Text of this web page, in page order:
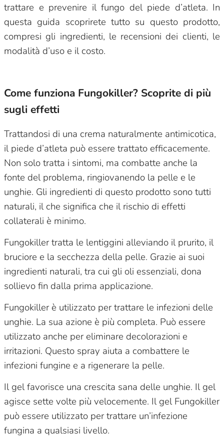
trattare e prevenire il fungo del piede d’atleta. In
questa guida scoprirete tutto su questo prodotto,
compresi gli ingredienti, le recensioni dei clienti, le
modalità d’uso e il costo.
Come funziona Fungokiller? Scoprite di più
sugli effetti
Trattandosi di una crema naturalmente antimicotica,
il piede d’atleta può essere trattato efficacemente.
Non solo tratta i sintomi, ma combatte anche la
fonte del problema, ringiovanendo la pelle e le
unghie. Gli ingredienti di questo prodotto sono tutti
naturali, il che significa che il rischio di effetti
collaterali è minimo.
Fungokiller tratta le lentiggini alleviando il prurito, il
bruciore e la secchezza della pelle. Grazie ai suoi
ingredienti naturali, tra cui gli oli essenziali, dona
sollievo fin dalla prima applicazione.
Fungokiller è utilizzato per trattare le infezioni delle
unghie. La sua azione è più completa. Può essere
utilizzato anche per eliminare decolorazioni e
irritazioni. Questo spray aiuta a combattere le
infezioni fungine e a rigenerare la pelle.
Il gel favorisce una crescita sana delle unghie. Il gel
agisce sette volte più velocemente. Il gel Fungokiller
può essere utilizzato per trattare un’infezione
fungina a qualsiasi livello.